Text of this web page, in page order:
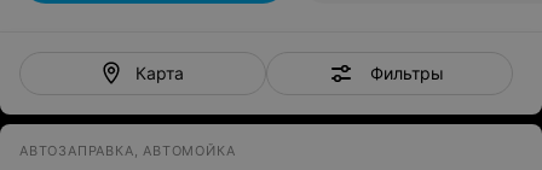
Карта Фильтры
АВТОЗАПРАВКА, АВТОМОЙКА